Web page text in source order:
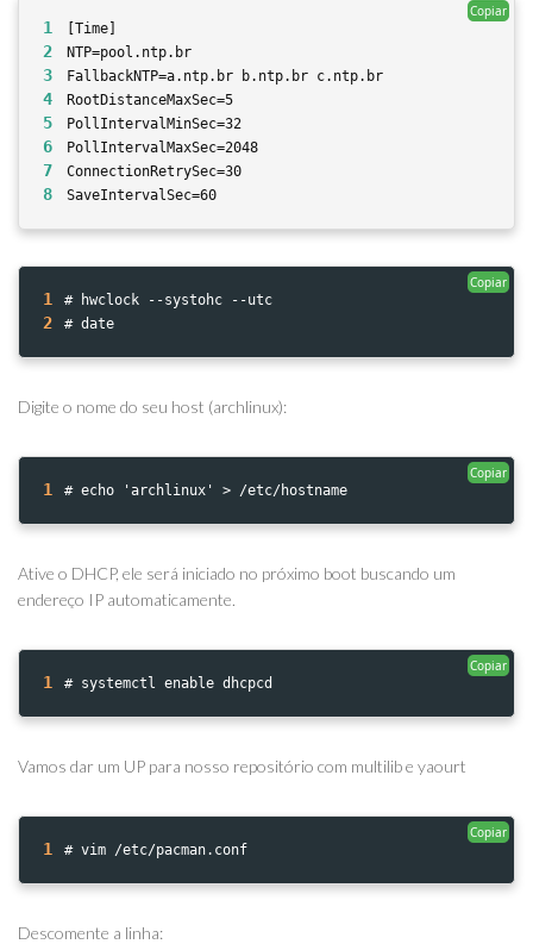
1 [Time]
2 NTP=pool.ntp.br
3 FallbackNTP=a.ntp.br b.ntp.br c.ntp.br
4 RootDistanceMaxSec=5
5 PollIntervalMinSec=32
6 PollIntervalMaxSec=2048
7 ConnectionRetrySec=30
8 SaveIntervalSec=60
Copiar
1 # hwclock --systohc --utc
2 # date
Copiar
Digite o nome do seu host (archlinux):
1 # echo 'archlinux' > /etc/hostname
Copiar
Ative o DHCP, ele será iniciado no próximo boot buscando um
endereço IP automaticamente.
1 # systemctl enable dhcpcd
Copiar
Vamos dar um UP para nosso repositório com multilib e yaourt
1 # vim /etc/pacman.conf
Copiar
Descomente a linha: